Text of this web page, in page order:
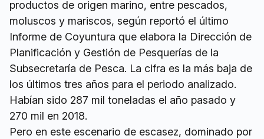
productos de origen marino, entre pescados,
moluscos y mariscos, según reportó el último
Informe de Coyuntura que elabora la Dirección de
Planificación y Gestión de Pesquerías de la
Subsecretaría de Pesca. La cifra es la más baja de
los últimos tres años para el periodo analizado.
Habían sido 287 mil toneladas el año pasado y
270 mil en 2018.
Pero en este escenario de escasez, dominado por